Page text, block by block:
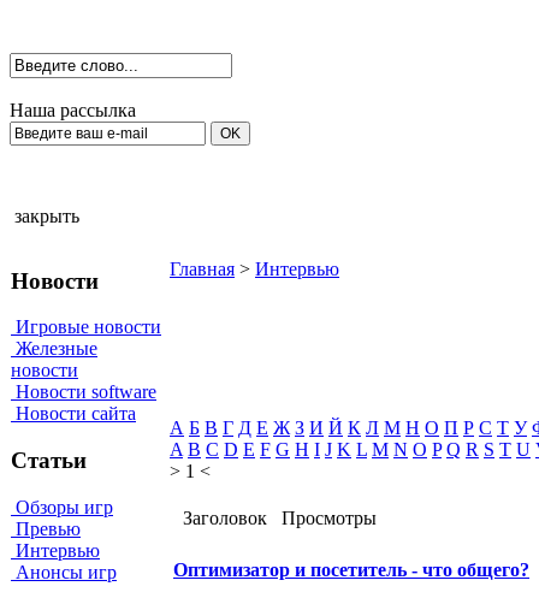
Наша рассылка
закрыть
Новости
Игровые новости
Железные
новости
Новости software
Новости сайта
Статьи
Обзоры игр
Превью
Интервью
Анонсы игр
Главная > Интервью
А Б В Г Д Е Ж З И Й К Л М Н О П Р С Т У
A B C D E F G H I J K L M N O P Q R S T U
> 1 <
Заголовок Просмотры
Оптимизатор и посетитель - что общего?